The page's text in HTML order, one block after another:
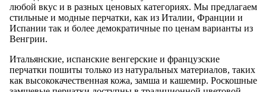
любой вкус и в разных ценовых категориях. Мы предлагаем
стильные и модные перчатки, как из Италии, Франции и
Испании так и более демократичные по ценам варианты из
Венгрии.
Итальянские, испанские венгерские и французские
перчатки пошиты только из натуральных материалов, таких
как высококачественная кожа, замша и кашемир. Роскошные